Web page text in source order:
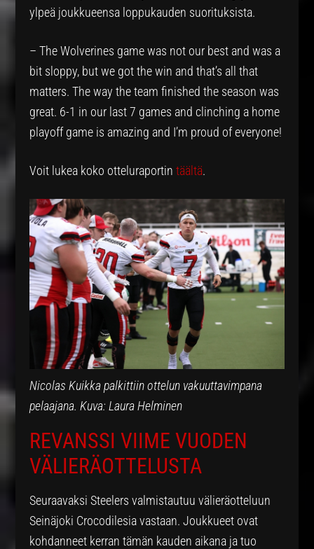
ylpeä joukkueensa loppukauden suorituksista.
– The Wolverines game was not our best and was a
bit sloppy, but we got the win and that’s all that
matters. The way the team finished the season was
great. 6-1 in our last 7 games and clinching a home
playoff game is amazing and I’m proud of everyone!
Voit lukea koko otteluraportintäältä.
Nicolas Kuikka palkittiin ottelun vakuuttavimpana
pelaajana. Kuva: Laura Helminen
REVANSSI VIIME VUODEN
VÄLIERÄOTTELUSTA
Seuraavaksi Steelers valmistautuu välieräotteluun
Seinäjoki Crocodilesia vastaan. Joukkueet ovat
kohdanneet kerran tämän kauden aikana ja tuo